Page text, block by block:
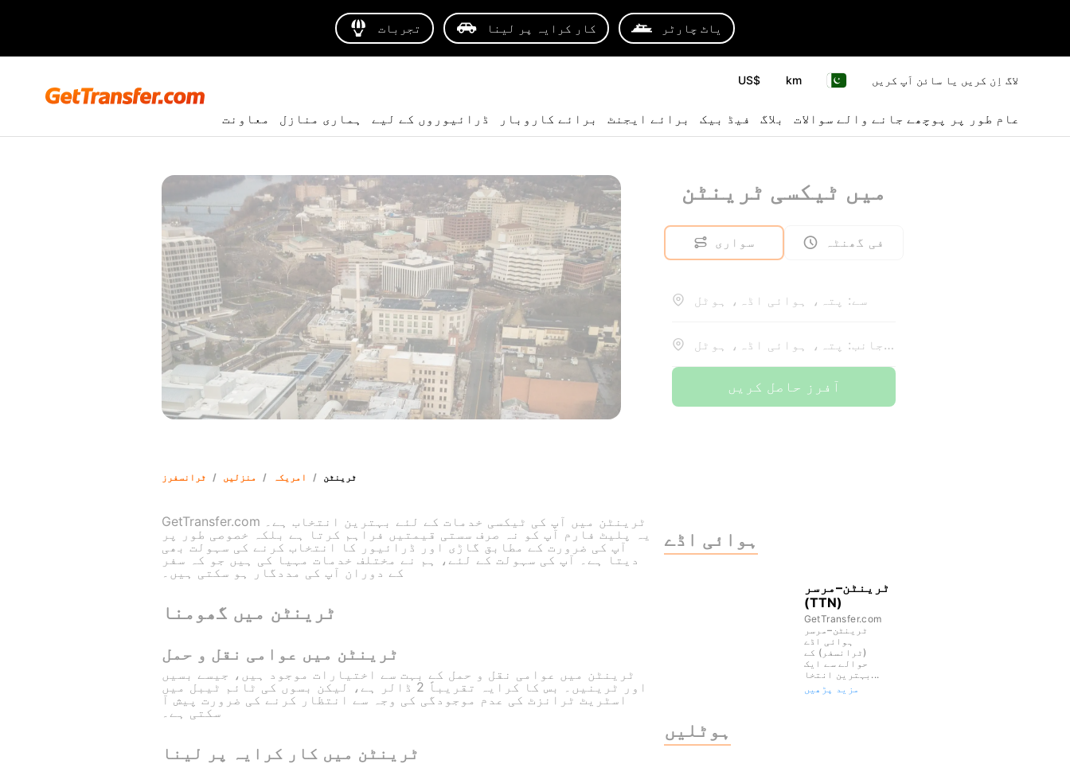
تجربات کار کرایہ پر لینا یاٹ چارٹر
US$ km لاگ اِن کریں یا سائن اَپ کریں
معاونت ہماری منازل ڈرائیوروں کے لیے برائے کاروبار برائے ایجنٹ فیڈ بیک بلاگ عام طور پر پوچھے جانے والے سوالات
میں ٹیکسی ٹرینٹن
سواری فی گھنٹہ
سے: پتہ، ہوائی اڈہ، ہوٹل
کی جانب: پتہ، ہوائی اڈہ، ہوٹل
آفرز حاصل کریں
ٹرانسفرز / منزلیں / امریکہ / ٹرینٹن
GetTransfer.com ٹرینٹن میں آپ کی ٹیکسی خدمات کے لئے بہترین انتخاب ہے۔
یہ پلیٹ فارم آپ کو نہ صرف سستی قیمتیں فراہم کرتا ہے بلکہ خصوصی طور پر
آپ کی ضرورت کے مطابق گاڑی اور ڈرائیور کا انتخاب کرنے کی سہولت بھی
دیتا ہے۔ آپ کی سہولت کے لئے، ہم نے مختلف خدمات مہیا کی ہیں جو کہ سفر
کے دوران آپ کی مددگار ہو سکتی ہیں۔
ٹرینٹن میں گھومنا
ٹرینٹن میں عوامی نقل و حمل
ٹرینٹن میں عوامی نقل و حمل کے بہت سے اختیارات موجود ہیں، جیسے بسیں
اور ٹرینیں۔ بس کا کرایہ تقریباً 2 ڈالر ہے، لیکن بسوں کی ٹائم ٹیبل میں
اسٹریٹ ٹرانزٹ کی عدم موجودگی کی وجہ سے انتظار کرنے کی ضرورت پیش آ
سکتی ہے۔
ٹرینٹن میں کار کرایہ پر لینا
ہوائی اڈے
ٹرینٹن–مرسر
(TTN)
GetTransfer.com
ٹرینٹن–مرسر
ہوائی اڈے
(ٹرانسفر) کے
حوالے سے ایک
بہترین انتخا...
مزید پڑھیں
ہوٹلیں